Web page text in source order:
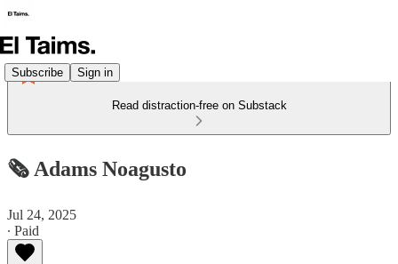
Subscribe Sign in
Read distraction-free on Substack
🗞️ Adams Noagusto
Jul 24, 2025
∙ Paid